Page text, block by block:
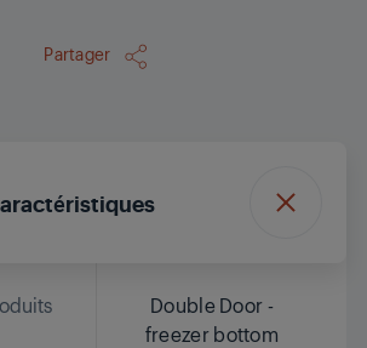
Partager
Double Door -
freezer bottom